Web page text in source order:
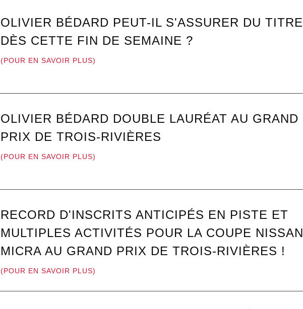
OLIVIER BÉDARD PEUT-IL S'ASSURER DU TITRE
DÈS CETTE FIN DE SEMAINE ?
(POUR EN SAVOIR PLUS)
OLIVIER BÉDARD DOUBLE LAURÉAT AU GRAND
PRIX DE TROIS-RIVIÈRES
(POUR EN SAVOIR PLUS)
RECORD D'INSCRITS ANTICIPÉS EN PISTE ET
MULTIPLES ACTIVITÉS POUR LA COUPE NISSAN
MICRA AU GRAND PRIX DE TROIS-RIVIÈRES !
(POUR EN SAVOIR PLUS)